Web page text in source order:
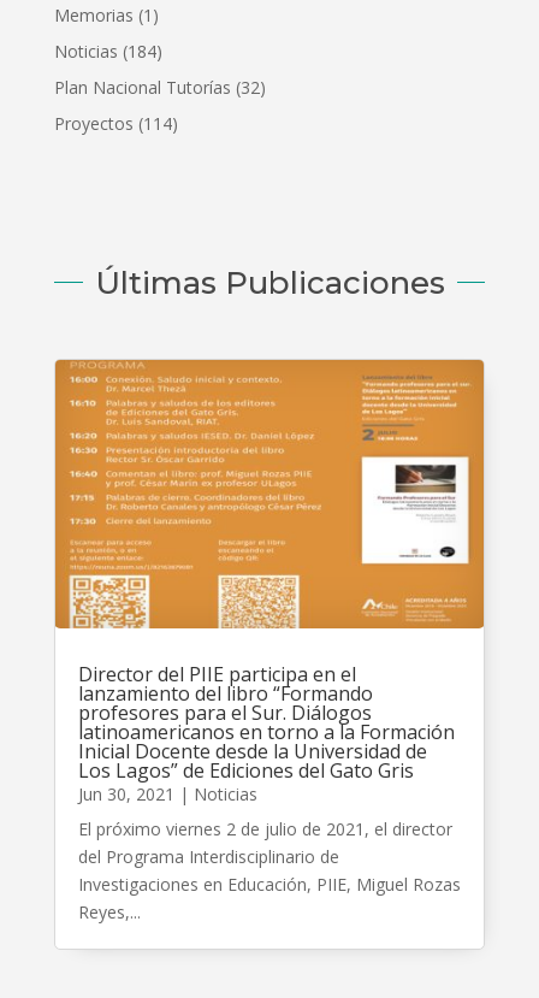
Memorias (1)
Noticias (184)
Plan Nacional Tutorías (32)
Proyectos (114)
Últimas Publicaciones
Director del PIIE participa en el
lanzamiento del libro “Formando
profesores para el Sur. Diálogos
latinoamericanos en torno a la Formación
Inicial Docente desde la Universidad de
Los Lagos” de Ediciones del Gato Gris
Jun 30, 2021 | Noticias
El próximo viernes 2 de julio de 2021, el director
del Programa Interdisciplinario de
Investigaciones en Educación, PIIE, Miguel Rozas
Reyes,...